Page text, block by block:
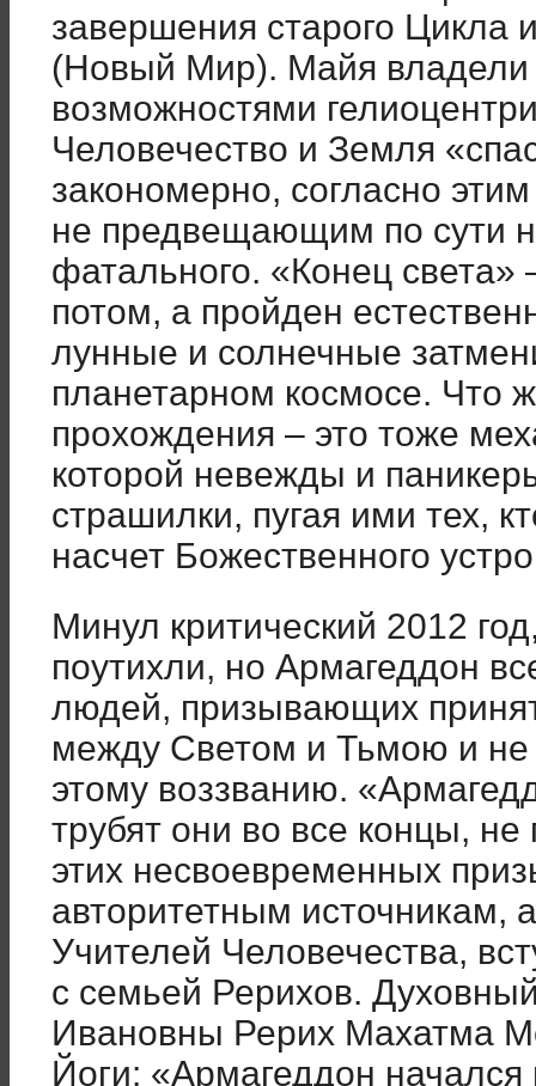
завершения старого Цикла
(Новый Мир). Майя владели
возможностями
Человечество и Земля
закономерно, согласно
не предвещающим по сути
фатального. «Конец
потом, а пройден
лунные и солнечные
планетарном космосе. Что
прохождения – это тоже
которой невежды и
страшилки, пугая ими тех,
насчет Божественного
Минул критический 2012
поутихли, но Армагеддон
людей, призывающих
между Светом и Тьмою и не
этому воззванию.
трубят они во все концы,
этих несвоевременных
авторитетным источникам,
Учителей Человечества,
с семьей Рерихов.
Ивановны Рерих Махатма
Йоги: «Армагеддон начался